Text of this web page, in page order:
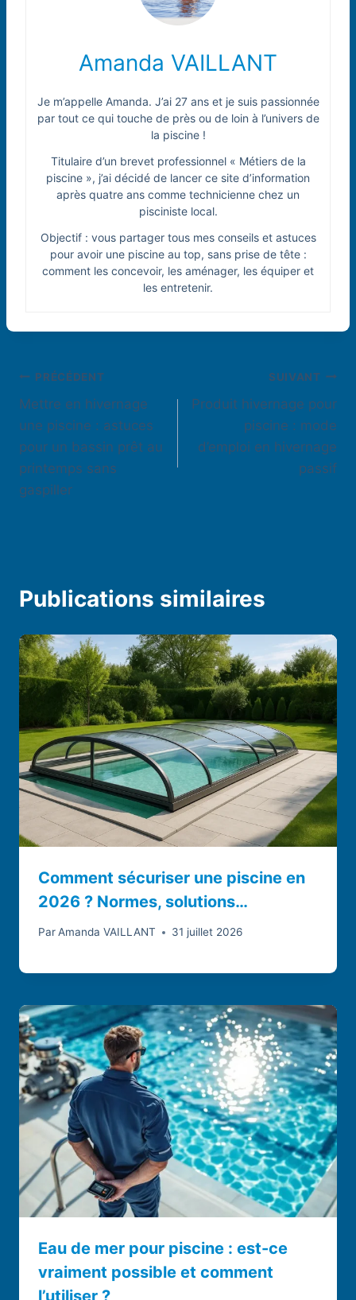
Amanda VAILLANT
Je m’appelle Amanda. J’ai 27 ans et je suis passionnée
par tout ce qui touche de près ou de loin à l’univers de
la piscine !
Titulaire d’un brevet professionnel « Métiers de la
piscine », j’ai décidé de lancer ce site d’information
après quatre ans comme technicienne chez un
pisciniste local.
Objectif : vous partager tous mes conseils et astuces
pour avoir une piscine au top, sans prise de tête :
comment les concevoir, les aménager, les équiper et
les entretenir.
Navigation
de
l’article
PRÉCÉDENT
Mettre en hivernage
une piscine : astuces
pour un bassin prêt au
printemps sans
gaspiller
SUIVANT
Produit hivernage pour
piscine : mode
d’emploi en hivernage
passif
Publications similaires
Comment sécuriser une piscine en
2026 ? Normes, solutions…
ParAmanda VAILLANT 31 juillet 2026
Eau de mer pour piscine : est-ce
vraiment possible et comment
l’utiliser ?